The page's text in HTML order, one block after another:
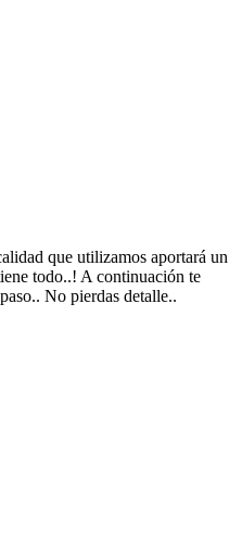
que utilizamos aportará un
todo..! A continuación te
No pierdas detalle..